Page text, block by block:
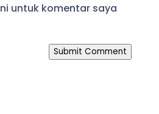
untuk komentar saya
Submit Comment